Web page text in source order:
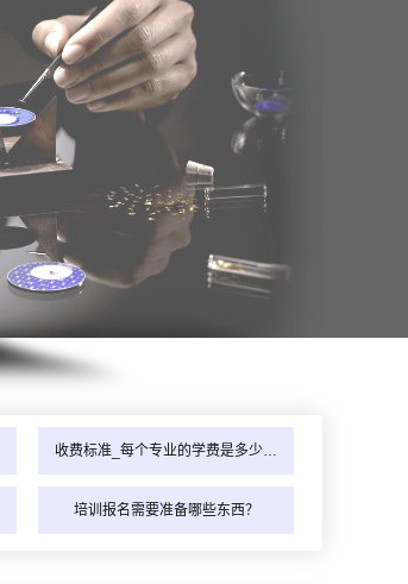
收费标准_每个专业的学费是多少…
培训报名需要准备哪些东西？